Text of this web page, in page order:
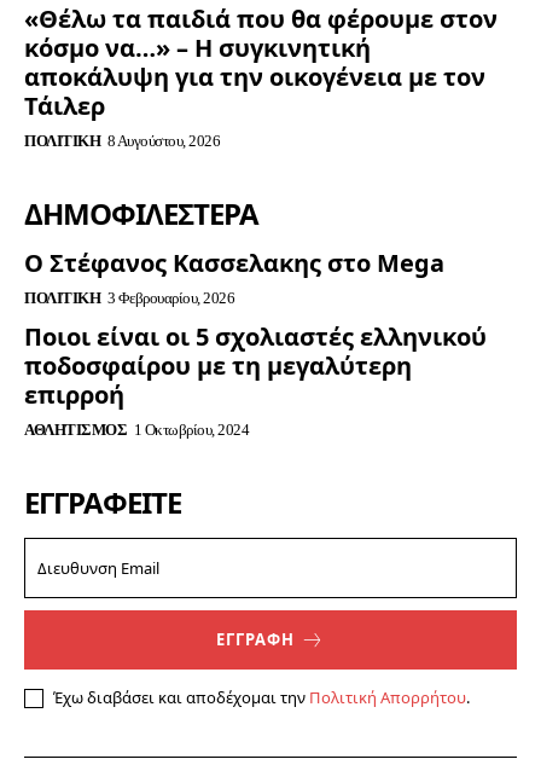
«Θέλω τα παιδιά που θα φέρουμε στον
κόσμο να…» – Η συγκινητική
αποκάλυψη για την οικογένεια με τον
Τάιλερ
ΠΟΛΙΤΙΚΉ 8 Αυγούστου, 2026
ΔΗΜΟΦΙΛΈΣΤΕΡΑ
Ο Στέφανος Κασσελακης στο Mega
ΠΟΛΙΤΙΚΉ 3 Φεβρουαρίου, 2026
Ποιοι είναι οι 5 σχολιαστές ελληνικού
ποδοσφαίρου με τη μεγαλύτερη
επιρροή
ΑΘΛΗΤΙΣΜΌΣ 1 Οκτωβρίου, 2024
ΕΓΓΡΑΦΕΊΤΕ
ΕΓΓΡΑΦΗ
Έχω διαβάσει και αποδέχομαι την Πολιτική Απορρήτου.